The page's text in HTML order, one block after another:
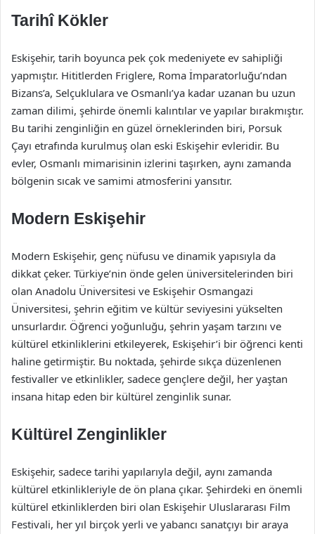
Tarihî Kökler
Eskişehir, tarih boyunca pek çok medeniyete ev sahipliği
yapmıştır. Hititlerden Friglere, Roma İmparatorluğu’ndan
Bizans’a, Selçuklulara ve Osmanlı’ya kadar uzanan bu uzun
zaman dilimi, şehirde önemli kalıntılar ve yapılar bırakmıştır.
Bu tarihi zenginliğin en güzel örneklerinden biri, Porsuk
Çayı etrafında kurulmuş olan eski Eskişehir evleridir. Bu
evler, Osmanlı mimarisinin izlerini taşırken, aynı zamanda
bölgenin sıcak ve samimi atmosferini yansıtır.
Modern Eskişehir
Modern Eskişehir, genç nüfusu ve dinamik yapısıyla da
dikkat çeker. Türkiye’nin önde gelen üniversitelerinden biri
olan Anadolu Üniversitesi ve Eskişehir Osmangazi
Üniversitesi, şehrin eğitim ve kültür seviyesini yükselten
unsurlardır. Öğrenci yoğunluğu, şehrin yaşam tarzını ve
kültürel etkinliklerini etkileyerek, Eskişehir’i bir öğrenci kenti
haline getirmiştir. Bu noktada, şehirde sıkça düzenlenen
festivaller ve etkinlikler, sadece gençlere değil, her yaştan
insana hitap eden bir kültürel zenginlik sunar.
Kültürel Zenginlikler
Eskişehir, sadece tarihi yapılarıyla değil, aynı zamanda
kültürel etkinlikleriyle de ön plana çıkar. Şehirdeki en önemli
kültürel etkinliklerden biri olan Eskişehir Uluslararası Film
Festivali, her yıl birçok yerli ve yabancı sanatçıyı bir araya